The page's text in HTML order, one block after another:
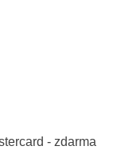
- zdarma